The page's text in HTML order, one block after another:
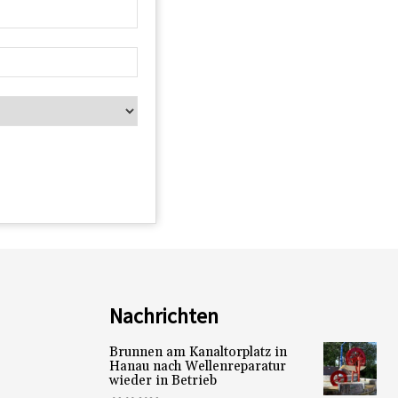
Nachrichten
Brunnen am Kanaltorplatz in
Hanau nach Wellenreparatur
wieder in Betrieb